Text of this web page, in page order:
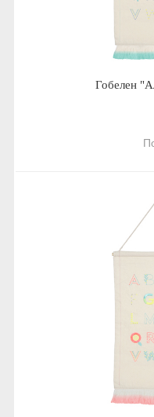
Гобелен